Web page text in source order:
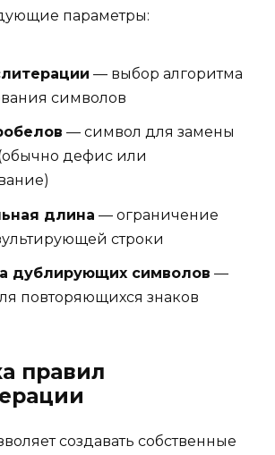
параметры:
— выбор алгоритма
символов
— символ для замены
дефис или
длина — ограничение
строки
дублирующих символов —
повторяющихся знаков
правил
создавать собственные